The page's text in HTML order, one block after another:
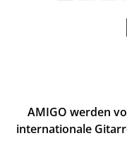
AMIGO werden
internationale